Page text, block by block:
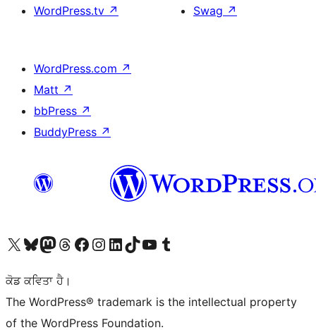
WordPress.tv ↗
Swag ↗
WordPress.com ↗
Matt ↗
bbPress ↗
BuddyPress ↗
Visit our X (formerly Twitter) account
Visit our Bluesky account
Visit our Mastodon account
Visit our Threads account
Visit our Facebook page
Visit our Instagram account
Visit our LinkedIn account
Visit our TikTok account
Visit our YouTube channel
Visit our Tumblr account
ਕੋਡ ਕਵਿਤਾ ਹੈ।
The WordPress® trademark is the intellectual property
of the WordPress Foundation.